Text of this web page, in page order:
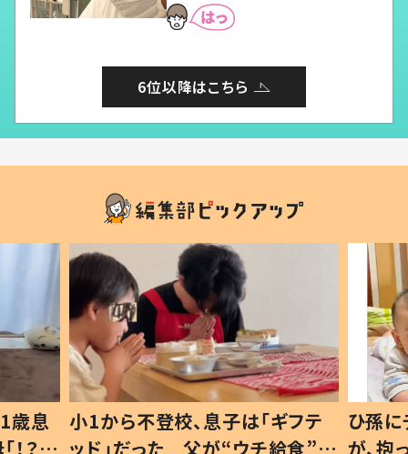
6位以降はこちら
歳息
？」
小1から不登校、息子は「ギフテ
ッド」だった 父が“ウチ給食”を
ひ孫
が、